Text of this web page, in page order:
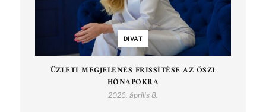
DIVAT
ÜZLETI MEGJELENÉS FRISSÍTÉSE AZ ŐSZI
HÓNAPOKRA
2026. április 8.